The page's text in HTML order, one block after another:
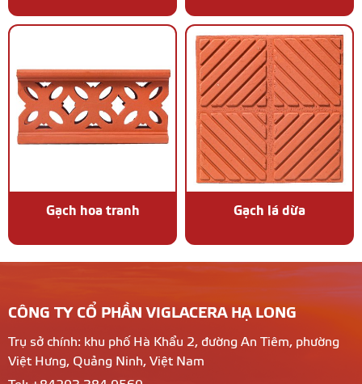
Gạch hoa tranh Gạch lá dừa
CÔNG TY CỔ PHẦN VIGLACERA HẠ LONG
Trụ sở chính: khu phố Hà Khẩu 2, đường An Tiêm, phường
Việt Hưng, Quảng Ninh, Việt Nam